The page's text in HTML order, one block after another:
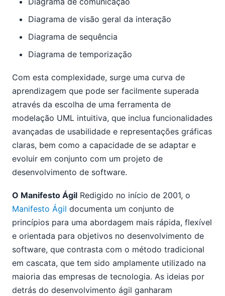
Diagrama de visão geral da interação
Diagrama de sequência
Diagrama de temporização
Com esta complexidade, surge uma curva de
aprendizagem que pode ser facilmente superada
através da escolha de uma ferramenta de
modelação UML intuitiva, que inclua funcionalidades
avançadas de usabilidade e representações gráficas
claras, bem como a capacidade de se adaptar e
evoluir em conjunto com um projeto de
desenvolvimento de software.
O Manifesto Ágil Redigido no início de 2001, o
Manifesto Ágil documenta um conjunto de
princípios para uma abordagem mais rápida, flexível
e orientada para objetivos no desenvolvimento de
software, que contrasta com o método tradicional
em cascata, que tem sido amplamente utilizado na
maioria das empresas de tecnologia. As ideias por
detrás do desenvolvimento ágil ganharam